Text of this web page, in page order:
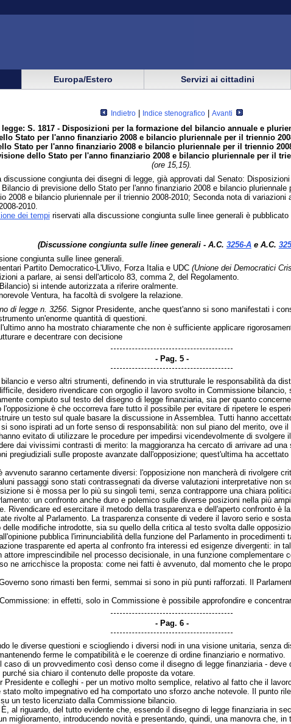
Europa/Estero Servizi ai cittadini
Indietro | Indice stenografico |Avanti
S. 1817 - Disposizioni per la formazione del bilancio annuale e
Stato per l'anno finanziario 2008 e bilancio pluriennale per il triennio
Stato per l'anno finanziario 2008 e bilancio pluriennale per il triennio
dello Stato per l'anno finanziario 2008 e bilancio pluriennale per il
(ore 15,15).
discussione congiunta dei disegni di legge, già approvati dal Senato:
di previsione dello Stato per l'anno finanziario 2008 e bilancio
2008 e bilancio pluriennale per il triennio 2008-2010; Seconda nota di
2010.
dei tempi riservati alla discussione congiunta sulle linee generali è
(Discussione congiunta sulle linee generali - A.C. 3256-Ae A.C.
congiunta sulle linee generali.
Partito Democratico-L'Ulivo, Forza Italia e UDC (Unione dei Democratici
a parlare, ai sensi dell'articolo 83, comma 2, del Regolamento.
si intende autorizzata a riferire oralmente.
Ventura, ha facoltà di svolgere la relazione.
di legge n. 3256. Signor Presidente, anche quest'anno si sono manifestati i
un'enorme quantità di questioni.
anno ha mostrato chiaramente che non è sufficiente applicare
e decentrare con decisione
Pag. 5
e verso altri strumenti, definendo in via strutturale le responsabilità da
desidero rivendicare con orgoglio il lavoro svolto in Commissione
compiuto sul testo del disegno di legge finanziaria, sia per quanto
è che occorreva fare tutto il possibile per evitare di ripetere le
un testo sul quale basare la discussione in Assemblea. Tutti hanno
sono ispirati ad un forte senso di responsabilità: non sul piano del merito, ove
evitato di utilizzare le procedure per impedirsi vicendevolmente di
dai vivissimi contrasti di merito: la maggioranza ha cercato di arrivare ad
pregiudiziali sulle proposte avanzate dall'opposizione; quest'ultima ha
saranno certamente diversi: l'opposizione non mancherà di rivolgere
passaggi sono stati contrassegnati da diverse valutazioni interpretative non
si è mossa per lo più su singoli temi, senza contrapporre una chiara
un confronto anche duro e polemico sulle diverse posizioni nella più
Rivendicare ed esercitare il metodo della trasparenza e dell'aperto confronto è
rivolte al Parlamento. La trasparenza consente di vedere il lavoro serio e
modifiche introdotte, sia su quello della critica al testo svolta dalle
pubblica l'irrinunciabilità della funzione del Parlamento in
trasparente ed aperta al confronto fra interessi ed esigenze divergenti: in
attore imprescindibile nel processo decisionale, in una funzione complementare
ne arricchisce la proposta: come nei fatti è avvenuto, dal momento che le
sono rimasti ben fermi, semmai si sono in più punti rafforzati. Il
in effetti, solo in Commissione è possibile approfondire e
Pag. 6
le diverse questioni e sciogliendo i diversi nodi in una visione unitaria, senza
ferme le compatibilità e le coerenze di ordine finanziario e normativo.
caso di un provvedimento così denso come il disegno di legge finanziaria -
sia chiaro il contenuto delle proposte da votare.
Presidente e colleghi - per un motivo molto semplice, relativo al fatto che il
molto impegnativo ed ha comportato uno sforzo anche notevole. Il punto
un testo licenziato dalla Commissione bilancio.
al riguardo, del tutto evidente che, essendo il disegno di legge finanziaria in
miglioramento, introducendo novità e presentando, quindi, una manovra che,